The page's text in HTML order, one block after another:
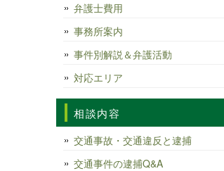
弁護士費用
事務所案内
事件別解説＆弁護活動
対応エリア
相談内容
交通事故・交通違反と逮捕
交通事件の逮捕Q&A